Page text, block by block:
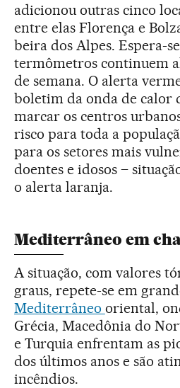
adicionou outras cinco
entre elas Florença e
beira dos Alpes. Espera-
termômetros continuem
de semana. O alerta
boletim da onda de calor
marcar os centros
risco para toda a
para os setores mais
doentes e idosos –
o alerta laranja.
Mediterrâneo em
A situação, com valores
graus, repete-se em
Mediterrâneo oriental,
Grécia, Macedônia do
e Turquia enfrentam as
dos últimos anos e são
incêndios.